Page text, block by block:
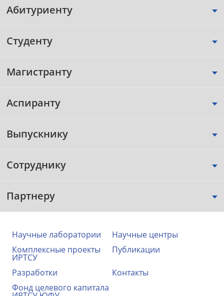
Абитуриенту
Студенту
Магистранту
Аспиранту
Выпускнику
Сотруднику
Партнеру
Научные лаборатории
Научные центры
Комплексные проекты
ИРТСУ
Публикации
Разработки
Контакты
Фонд целевого капитала